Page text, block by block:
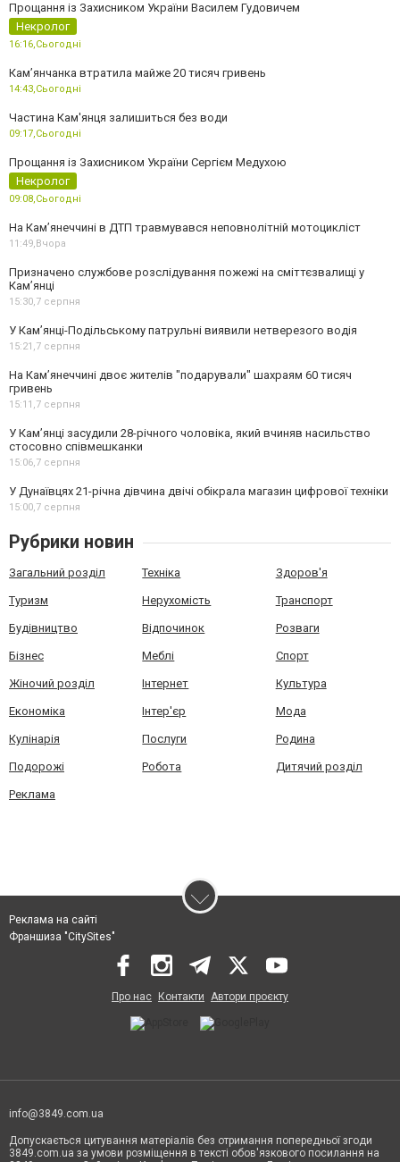
Прощання із Захисником України Василем Гудовичем
Некролог
16:16,Сьогодні
Камʼянчанка втратила майже 20 тисяч гривень
14:43,Сьогодні
Частина Кам'янця залишиться без води
09:17,Сьогодні
Прощання із Захисником України Сергієм Медухою
Некролог
09:08,Сьогодні
На Кам’янеччині в ДТП травмувався неповнолітній мотоцикліст
11:49, Вчора
Призначено службове розслідування пожежі на сміттєзвалищі у
Кам’янці
15:30,7 серпня
У Кам’янці-Подільському патрульні виявили нетверезого водія
15:21,7 серпня
На Камʼянеччині двоє жителів "подарували" шахраям 60 тисяч
гривень
15:11,7 серпня
У Камʼянці засудили 28-річного чоловіка, який вчиняв насильство
стосовно співмешканки
15:06,7 серпня
У Дунаївцях 21-річна дівчина двічі обікрала магазин цифрової техніки
15:00,7 серпня
Рубрики новин
Загальний розділ Техніка Здоров'я
Туризм Нерухомість Транспорт
Будівництво Відпочинок Розваги
Бізнес Меблі Спорт
Жіночий розділ Інтернет Культура
Економіка Інтер'єр Мода
Кулінарія Послуги Родина
Подорожі Робота Дитячий розділ
Реклама
Реклама на сайті
Франшиза "CitySites"
Про нас Контакти Автори проєкту
info@3849.com.ua
Допускається цитування матеріалів без отримання попередньої згоди
3849.com.ua за умови розміщення в тексті обов'язкового посилання на